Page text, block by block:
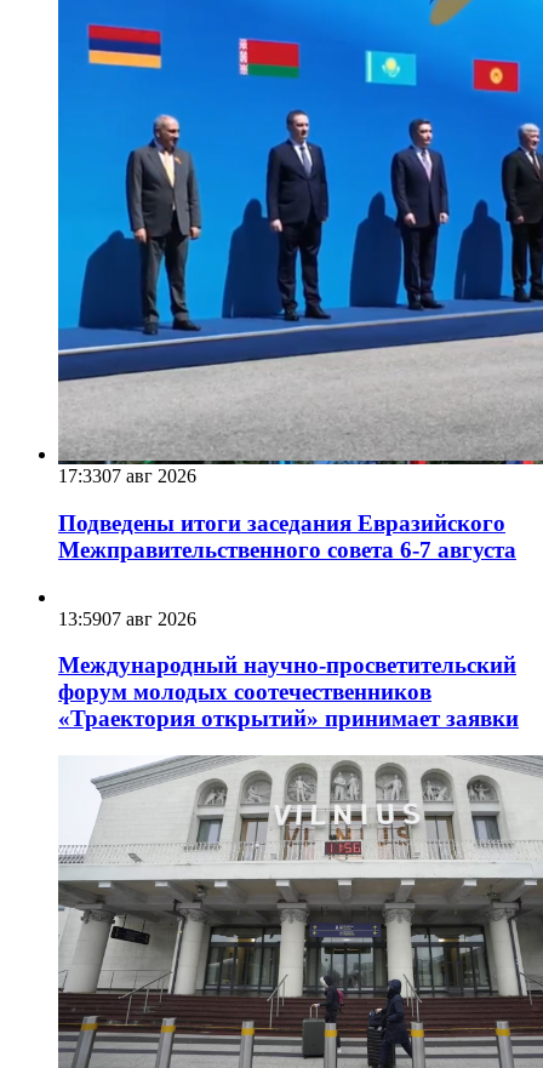
17:3307 авг 2026
Подведены итоги заседания Евразийского
Межправительственного совета 6-7 августа
13:5907 авг 2026
Международный научно-просветительский
форум молодых соотечественников
«Траектория открытий» принимает заявки